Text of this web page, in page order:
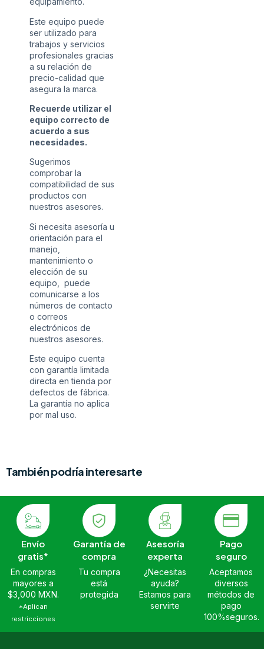
Este equipo puede
ser utilizado para
trabajos y servicios
profesionales gracias
a su relación de
precio-calidad que
asegura la marca.
Recuerde utilizar el
equipo correcto de
acuerdo a sus
necesidades.
Sugerimos
comprobar la
compatibilidad de sus
productos con
nuestros asesores.
Si necesita asesoría u
orientación para el
manejo,
mantenimiento o
elección de su
equipo, puede
comunicarse a los
números de contacto
o correos
electrónicos de
nuestros asesores.
Este equipo cuenta
con garantía limitada
directa en tienda por
defectos de fábrica.
La garantía no aplica
por mal uso.
También podría interesarte
Envío
gratis*
En compras
mayores a
$3,000 MXN.
*Aplican
restricciones
Garantía de
compra
Tu compra
está
protegida
Asesoría
experta
¿Necesitas
ayuda?
Estamos para
servirte
Pago
seguro
Aceptamos
diversos
métodos de
pago
100%seguros.